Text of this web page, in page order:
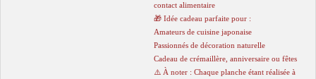
contact alimentaire
🎁 Idée cadeau parfaite pour :
Amateurs de cuisine japonaise
Passionnés de décoration naturelle
Cadeau de crémaillère, anniversaire ou fêtes
⚠️ À noter : Chaque planche étant réalisée à